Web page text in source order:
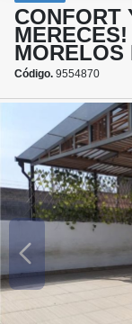
CONFORT
MORELOS
Código. 9554870